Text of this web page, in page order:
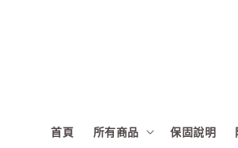
首頁 所有商品 保固說明